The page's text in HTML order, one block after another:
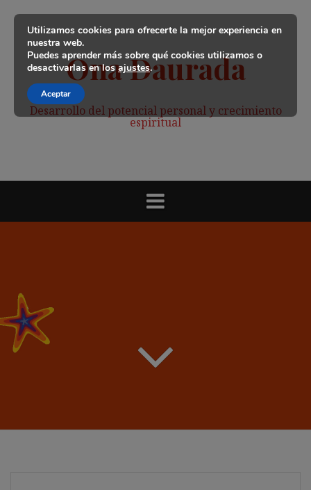
contenido
Ona Daurada
Desarrollo del potencial personal y crecimiento
espiritual
Utilizamos cookies para ofrecerte la mejor experiencia en
nuestra web.
Puedes aprender más sobre qué cookies utilizamos o
desactivarlas en losajustes.
Aceptar